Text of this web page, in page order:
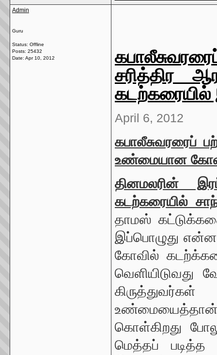
Admin
Guru
Status: Offline
Posts: 25432
Date: Apr 10, 2012
சரித்திர
கடற்கரையில்
April 6, 2012
கபாலீசுவரரைப்
உண்மையான
தினமலரின்
கடற்கரையில்
தாமஸ்
இப்பொழுது
கோவில்
வெளியிடுவது
கொள்கிறது
மெத்தப் படித்த